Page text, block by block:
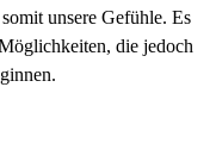
unsere Gefühle. Es
die jedoch